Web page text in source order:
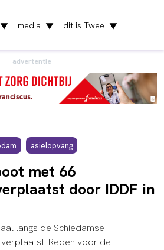
▼ media ▼ dit is Twee ▼
advertentie
asielopvang
met 66
door IDDF in
langs de Schiedamse
verplaatst. Reden voor de